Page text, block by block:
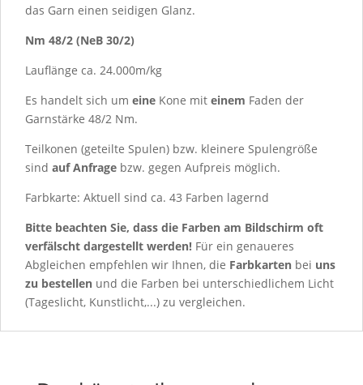
das Garn einen seidigen Glanz.
Nm 48/2 (NeB 30/2)
Lauflänge ca. 24.000m/kg
Es handelt sich um eine Kone mit einem Faden der
Garnstärke 48/2 Nm.
Teilkonen (geteilte Spulen) bzw. kleinere Spulengröße
sind auf Anfrage bzw. gegen Aufpreis möglich.
Farbkarte: Aktuell sind ca. 43 Farben lagernd
Bitte beachten Sie, dass die Farben am Bildschirm oft
verfälscht dargestellt werden! Für ein genaueres
Abgleichen empfehlen wir Ihnen, die Farbkarten bei uns
zu bestellen und die Farben bei unterschiedlichem Licht
(Tageslicht, Kunstlicht,...) zu vergleichen.